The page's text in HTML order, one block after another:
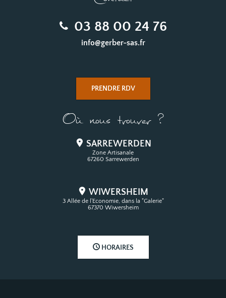
03 88 00 24 76
info@gerber-sas.fr
PRENDRE RDV
Où nous trouver ?
SARREWERDEN
Zone Artisanale
67260 Sarrewerden
WIWERSHEIM
3 Allée de l'Economie, dans la "Galerie"
67370 Wiwersheim
HORAIRES